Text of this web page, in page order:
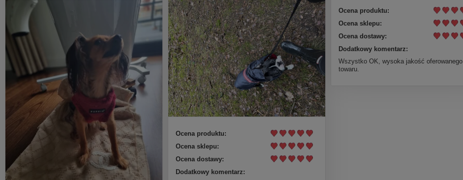
Ocena produktu:
Ocena sklepu:
Ocena dostawy:
Dodatkowy komentarz:
Ocena produktu:
Ocena sklepu:
Ocena dostawy:
Dodatkowy komentarz:
Wszystko OK, wysoka jakość oferowanego
towaru.